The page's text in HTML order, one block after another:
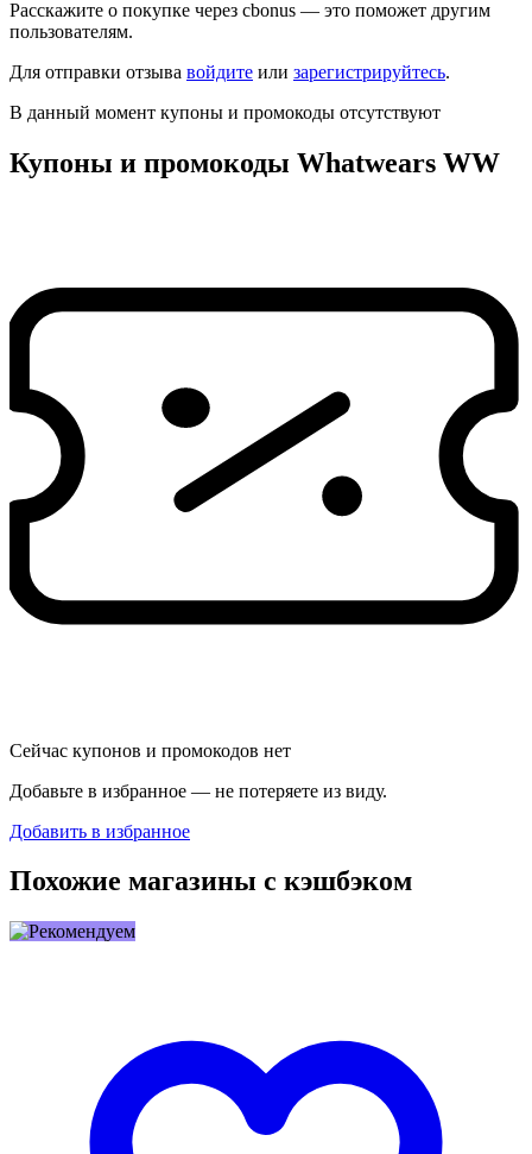
Расскажите о покупке через cbonus — это поможет другим
пользователям.
Для отправки отзыва войдите или зарегистрируйтесь.
В данный момент купоны и промокоды отсутствуют
Купоны и промокоды Whatwears WW
Сейчас купонов и промокодов нет
Добавьте в избранное — не потеряете из виду.
Добавить в избранное
Похожие магазины с кэшбэком